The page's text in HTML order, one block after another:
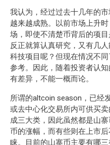
我认为，经过过去十几年的
越来越成熟。以前市场上升
场，即使不清楚币背后的项
反正就算认真研究，又有几
科技项目呢？但现在情况不
参考。因此，随着投资者认
有差异，不能一概而论。
所谓的altcoin season，已经
或去中心化交易所内可供买
成三大类，因此虽然都是山
币的涨幅，而有些则在上市
睐。目前的山寨币主要有哪三